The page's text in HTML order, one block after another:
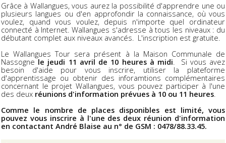
Grâce à Wallangues, vous aurez la possibilité d'apprendre une ou
plusieurs langues ou d'en approfondir la connaissance, où vous
voulez, quand vous voulez, depuis n'importe quel ordinateur
connecté à Internet. Wallangues s'adresse à tous les niveaux : du
débutant complet aux niveaux avancés. L'inscription est gratuite.
Le Wallangues Tour sera présent à la Maison Communale de
Nassogne le jeudi 11 avril de 10 heures à midi. Si vous avez
besoin d'aide pour vous inscrire, utiliser la plateforme
d'apprentissage ou obtenir des inforamtions complémentaires
concernant le projet Wallangues, vous pouvez participer à l'une
des deux réunions d'information prévues à 10 ou 11 heures.
Comme le nombre de places disponibles est limité, vous
pouvez vous inscrire à l'une des deux réunion d'information
en contactant André Blaise au n° de GSM : 0478/88.33.45.